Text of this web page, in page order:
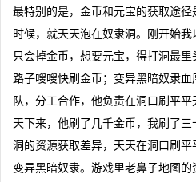
最特别的是，金币和元宝的获取途
时候，就天天泡在奴隶洞。刚开始
只会掉金币，想要元宝，得打洞最
路子嗖嗖快刷金币；变异黑暗奴隶
队，分工合作，他负责在洞口刷平
天下来，他刷了几千金币，我刷了
洞的资源获取差异，天天在洞口刷
变异黑暗奴隶。游戏里老鼻子地图